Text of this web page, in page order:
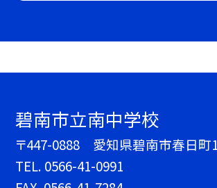
碧南市立南中学校
〒447-0888 愛知県碧南市春日町
TEL. 0566-41-0991